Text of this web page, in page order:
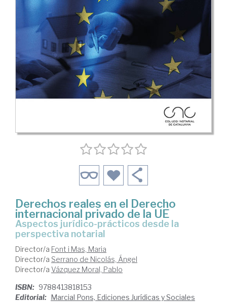
Derechos reales en el Derecho
internacional privado de la UE
Aspectos jurídico-prácticos desde la
perspectiva notarial
Director/a Font i Mas, Maria
Director/a Serrano de Nicolás, Ángel
Director/a Vázquez Moral, Pablo
ISBN: 9788413818153
Editorial: Marcial Pons, Ediciones Jurídicas y Sociales